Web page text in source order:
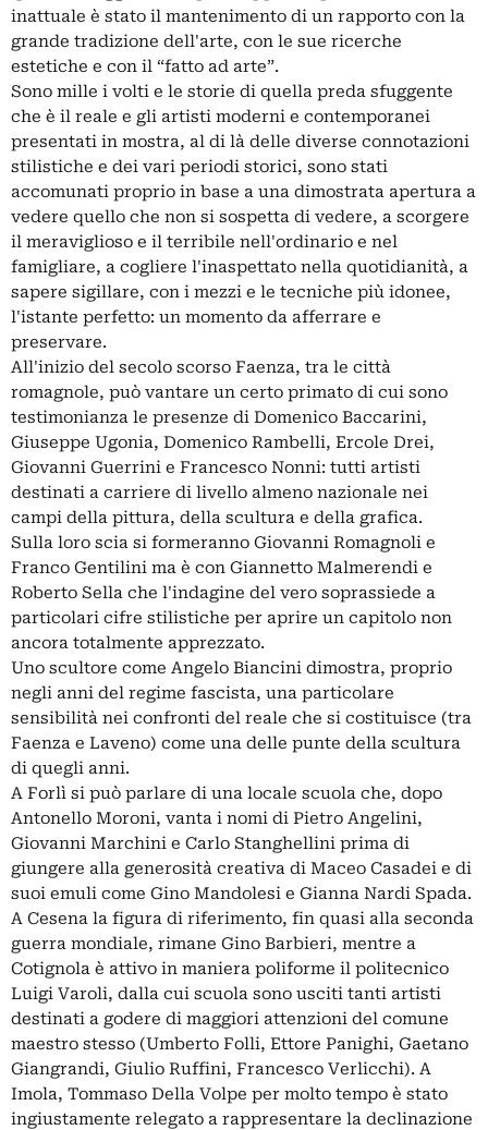
inattuale è stato il mantenimento di un rapporto con la
grande tradizione dell'arte, con le sue ricerche
estetiche e con il “fatto ad arte”.
Sono mille i volti e le storie di quella preda sfuggente
che è il reale e gli artisti moderni e contemporanei
presentati in mostra, al di là delle diverse connotazioni
stilistiche e dei vari periodi storici, sono stati
accomunati proprio in base a una dimostrata apertura a
vedere quello che non si sospetta di vedere, a scorgere
il meraviglioso e il terribile nell'ordinario e nel
famigliare, a cogliere l'inaspettato nella quotidianità, a
sapere sigillare, con i mezzi e le tecniche più idonee,
l'istante perfetto: un momento da afferrare e
preservare.
All'inizio del secolo scorso Faenza, tra le città
romagnole, può vantare un certo primato di cui sono
testimonianza le presenze di Domenico Baccarini,
Giuseppe Ugonia, Domenico Rambelli, Ercole Drei,
Giovanni Guerrini e Francesco Nonni: tutti artisti
destinati a carriere di livello almeno nazionale nei
campi della pittura, della scultura e della grafica.
Sulla loro scia si formeranno Giovanni Romagnoli e
Franco Gentilini ma è con Giannetto Malmerendi e
Roberto Sella che l'indagine del vero soprassiede a
particolari cifre stilistiche per aprire un capitolo non
ancora totalmente apprezzato.
Uno scultore come Angelo Biancini dimostra, proprio
negli anni del regime fascista, una particolare
sensibilità nei confronti del reale che si costituisce (tra
Faenza e Laveno) come una delle punte della scultura
di quegli anni.
A Forlì si può parlare di una locale scuola che, dopo
Antonello Moroni, vanta i nomi di Pietro Angelini,
Giovanni Marchini e Carlo Stanghellini prima di
giungere alla generosità creativa di Maceo Casadei e di
suoi emuli come Gino Mandolesi e Gianna Nardi Spada.
A Cesena la figura di riferimento, fin quasi alla seconda
guerra mondiale, rimane Gino Barbieri, mentre a
Cotignola è attivo in maniera poliforme il politecnico
Luigi Varoli, dalla cui scuola sono usciti tanti artisti
destinati a godere di maggiori attenzioni del comune
maestro stesso (Umberto Folli, Ettore Panighi, Gaetano
Giangrandi, Giulio Ruffini, Francesco Verlicchi). A
Imola, Tommaso Della Volpe per molto tempo è stato
ingiustamente relegato a rappresentare la declinazione